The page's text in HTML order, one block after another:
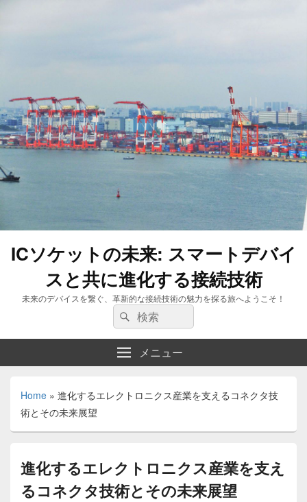
ICソケットの未来: スマートデバイ
スと共に進化する接続技術
未来のデバイスを繋ぐ、革新的な接続技術の魅力を探る旅へようこそ！
検
索:
検
索
メニュー
Home » 進化するエレクトロニクス産業を支えるコネクタ技
術とその未来展望
進化するエレクトロニクス産業を支え
るコネクタ技術とその未来展望